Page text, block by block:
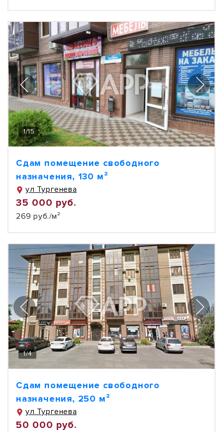
1/15
Сдам помещение свободного
назначения, 130 м²
ул Тургенева
35 000 руб.
269 руб./м²
1/4
Сдам помещение свободного
назначения, 250 м²
ул Тургенева
50 000 руб.